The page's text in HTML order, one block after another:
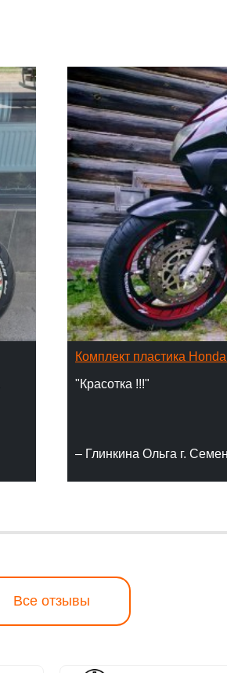
Комплект пластика
"Красотка !!!"
– Глинкина Ольга г.
Все отзывы